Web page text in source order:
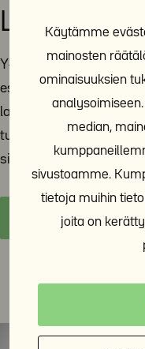
Käytämme
mainosten
ominaisuuksien
median,
sivustoamme.
tietoja muihin
joita on
Lausunnot
Y-Säätiö jakaa tietoa
esimerkiksi lausuntojen
lausuntoja ja muita
tukevia materiaaleja.
sitoutumaton ja voittoa
Y-Säätiön